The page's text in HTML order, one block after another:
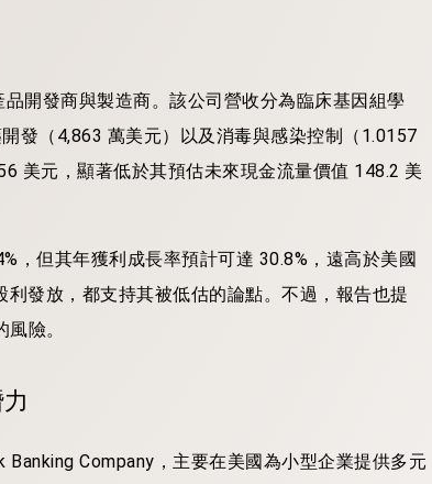
開發商與製造商。該公司營收分為臨床基因組學
發（4,863 萬美元）以及消毒與感染控制（1.0157
美元，顯著低於其預估未來現金流量價值 148.2 美
，但其年獲利成長率預計可達 30.8%，遠高於美國
發放，都支持其被低估的論點。不過，報告也提
險。
Company，主要在美國為小型企業提供多元